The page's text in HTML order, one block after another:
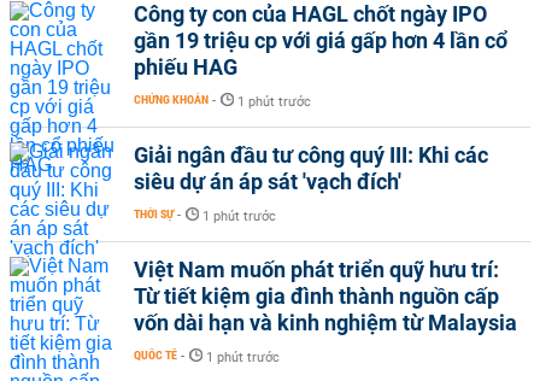
Công ty con của HAGL chốt ngày IPO
gần 19 triệu cp với giá gấp hơn 4 lần cổ
phiếu HAG
CHỨNG KHOÁN - 1 phút trước
Giải ngân đầu tư công quý III: Khi các
siêu dự án áp sát 'vạch đích'
THỜI SỰ - 1 phút trước
Việt Nam muốn phát triển quỹ hưu trí:
Từ tiết kiệm gia đình thành nguồn cấp
vốn dài hạn và kinh nghiệm từ Malaysia
QUỐC TẾ - 1 phút trước